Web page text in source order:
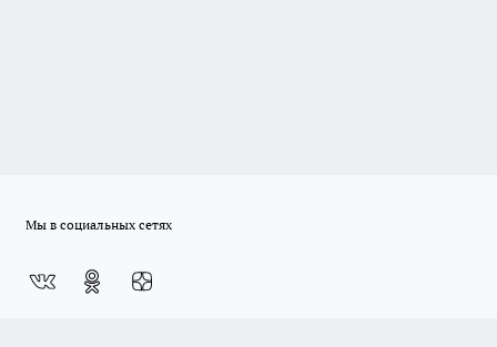
Мы в социальных сетях